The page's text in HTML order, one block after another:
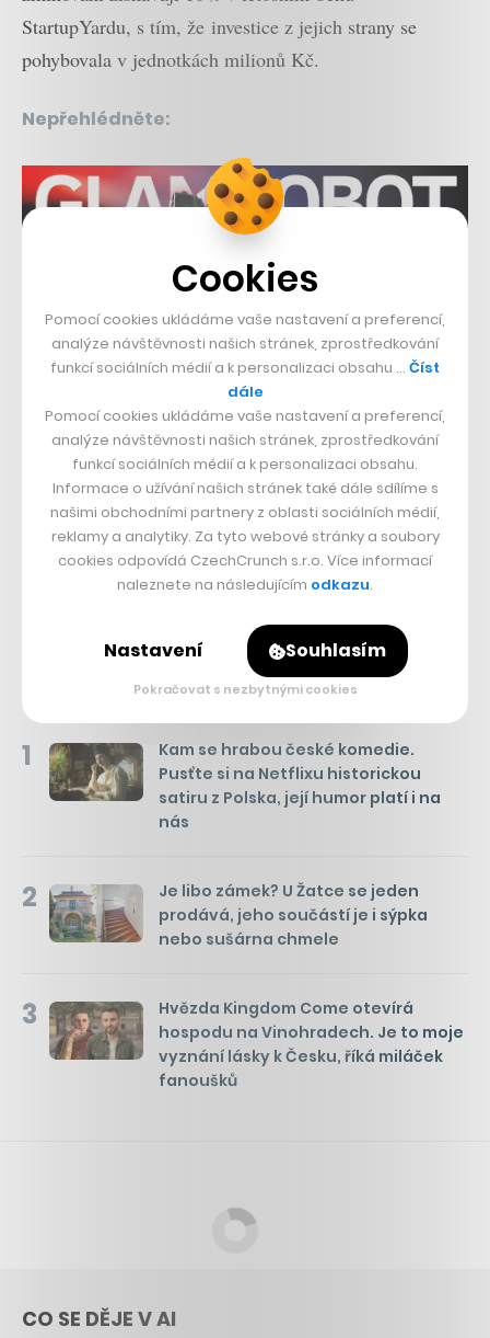
StartupYardu, s tím, že investice z jejich strany se
pohybovala v jednotkách milionů Kč.
Nepřehlédněte:
Související témata:
StartupYard
Sdílet článek
Přejít do diskuze
NEJČTENĚJŠÍ ČLÁNKY Týden
1
Kam se hrabou české komedie.
Pusťte si na Netflixu historickou
satiru z Polska, její humor platí i na
nás
2
Je libo zámek? U Žatce se jeden
prodává, jeho součástí je i sýpka
nebo sušárna chmele
3
Hvězda Kingdom Come otevírá
hospodu na Vinohradech. Je to moje
vyznání lásky k Česku, říká miláček
fanoušků
CO SE DĚJE V AI
Cookies
Pomocí cookies ukládáme vaše nastavení a preferencí,
analýze návštěvnosti našich stránek, zprostředkování
funkcí sociálních médií a k personalizaci obsahu … Číst
dále
Pomocí cookies ukládáme vaše nastavení a preferencí,
analýze návštěvnosti našich stránek, zprostředkování
funkcí sociálních médií a k personalizaci obsahu.
Informace o užívání našich stránek také dále sdílíme s
našimi obchodními partnery z oblasti sociálních médií,
reklamy a analytiky. Za tyto webové stránky a soubory
cookies odpovídá CzechCrunch s.r.o. Více informací
naleznete na následujícím odkazu.
Nastavení Souhlasím
Pokračovat s nezbytnými cookies